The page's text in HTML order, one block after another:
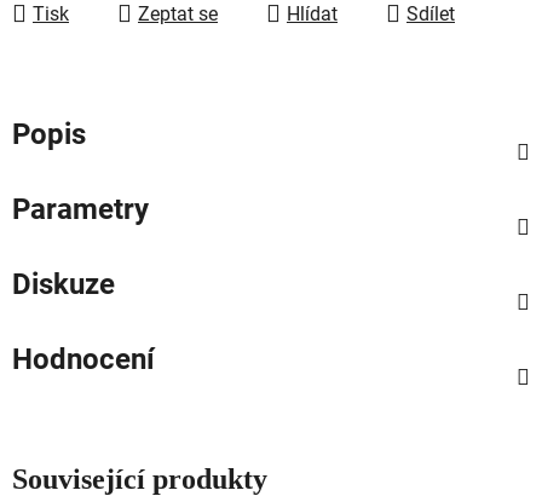
Tisk Zeptat se Hlídat Sdílet
Popis
Parametry
Diskuze
Hodnocení
Související produkty